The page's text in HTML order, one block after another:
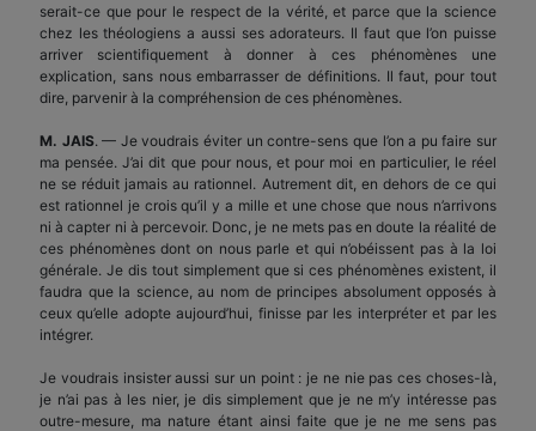
serait-ce que pour le respect de la vérité, et parce que la science
chez les théologiens a aussi ses adorateurs. Il faut que l’on puisse
arriver scientifiquement à donner à ces phénomènes une
explication, sans nous embarrasser de définitions. Il faut, pour tout
dire, parvenir à la compréhension de ces phénomènes.
M. JAIS. — Je voudrais éviter un contre-sens que l’on a pu faire sur
ma pensée. J’ai dit que pour nous, et pour moi en particulier, le réel
ne se réduit jamais au rationnel. Autrement dit, en dehors de ce qui
est rationnel je crois qu’il y a mille et une chose que nous n’arrivons
ni à capter ni à percevoir. Donc, je ne mets pas en doute la réalité de
ces phénomènes dont on nous parle et qui n’obéissent pas à la loi
générale. Je dis tout simplement que si ces phénomènes existent, il
faudra que la science, au nom de principes absolument opposés à
ceux qu’elle adopte aujourd’hui, finisse par les interpréter et par les
intégrer.
Je voudrais insister aussi sur un point : je ne nie pas ces choses-là,
je n’ai pas à les nier, je dis simplement que je ne m’y intéresse pas
outre-mesure, ma nature étant ainsi faite que je ne me sens pas